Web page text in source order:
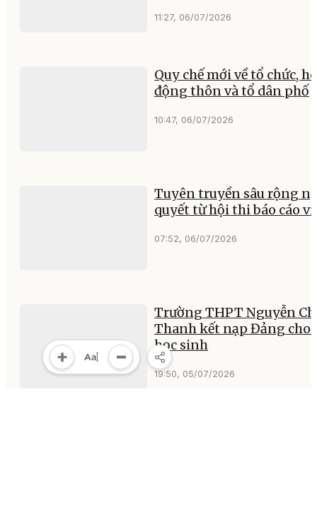
11:27, 06/07/2026
Quy chế mới về tổ chức,
động thôn và tổ dân phố
10:47, 06/07/2026
Tuyên truyền sâu rộng
quyết từ hội thi báo cáo
07:52, 06/07/2026
Trường THPT Nguyễn
Thanh kết nạp Đảng cho
học sinh
19:50, 05/07/2026